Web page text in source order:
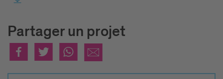
Partager un projet